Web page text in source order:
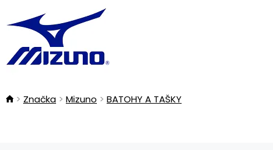
Značka Mizuno BATOHY A TAŠKY